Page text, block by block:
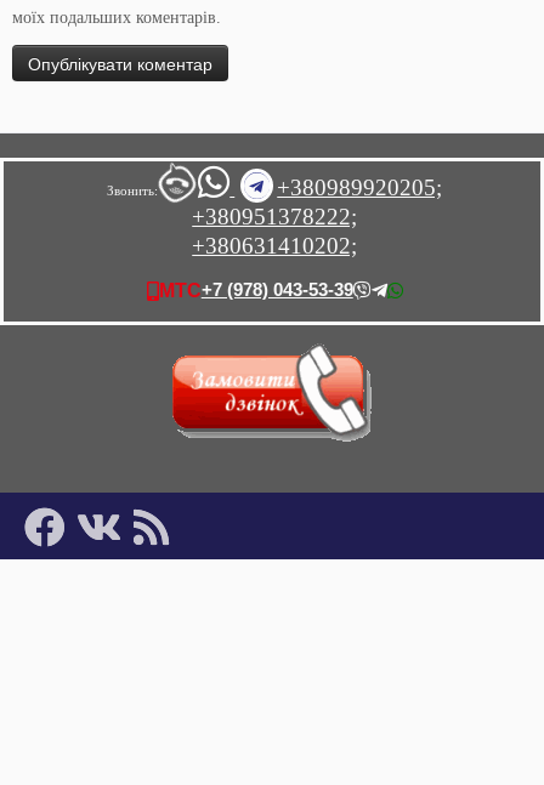
моїх подальших коментарів.
Звонить:
+380989920205;
+380951378222;
+380631410202;
МТС+7 (978) 043-53-39